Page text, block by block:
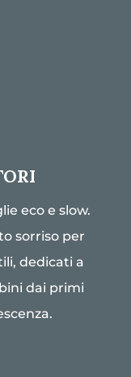
eco e slow.
sorriso per
dedicati a
dai primi